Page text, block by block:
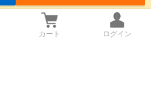
カート ログイン